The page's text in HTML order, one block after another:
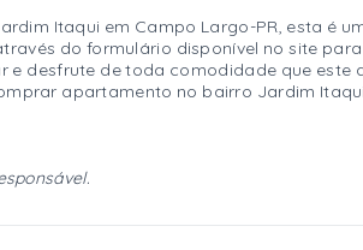
Itaqui em Campo Largo-PR, esta é
do formulário disponível no site
e desfrute de toda comodidade que este
apartamento no bairro Jardim